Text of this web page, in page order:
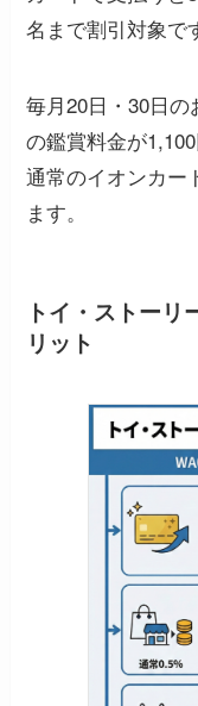
名まで割引対象で
毎月20日・30日
の鑑賞料金が
通常のイオンカー
ます。
トイ・ストーリ
リット